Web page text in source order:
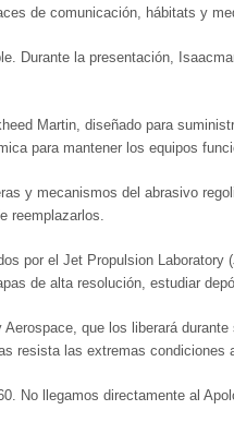
de comunicación, hábitats y
Durante la presentación,
Martin, diseñado para
para mantener los equipos
y mecanismos del abrasivo
reemplazarlos.
por el Jet Propulsion
de alta resolución, estudiar
que los liberará
resista las extremas condiciones
No llegamos directamente al